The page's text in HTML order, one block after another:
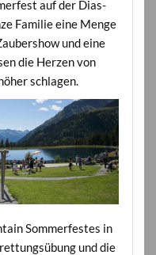
auf der Dias-
Familie eine Menge
und eine
die Herzen von
schlagen.
Sommerfestes in
und die